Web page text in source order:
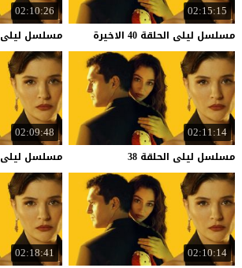
02:15:15
مسلسل ليلى الحلقة 40 الاخيرة
02:10:26
مسلسل ليلى
02:11:14
مسلسل ليلى الحلقة 38
02:09:48
مسلسل ليلى
02:10:14
02:18:41